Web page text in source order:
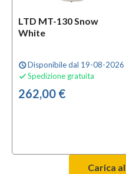
LTD MT-130 Snow
White
scheduleDisponibile dal 19-08-2026
 Spedizione gratuita
262,00 €
Carica